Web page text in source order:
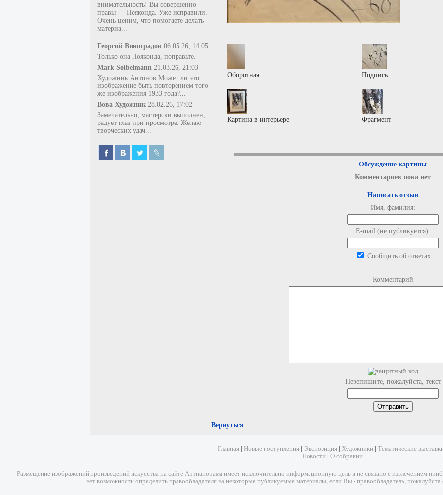
внимательность! Вы совершенно
правы — Пояконда. Уже исправили.
Очень ценим, что помогаете делать
материа...
Георгий Виноградов 06.05.26, 14:05
Только она Пояконда, поправьте.
Mark Soibelmann 21.03.26, 21:03
Художник Антонов Может ли это
изображение быть повторением того
же изображения 1933 года?...
Вова Художник 28.02.26, 17:02
Замечательно, мастерски выполнен,
радует глаз при просмотре. Желаю
творческих удач...
Оборотная Подпись
Картина в интерьере Фрагмент
Обсуждение картины
Комментариев пока нет
Написать отзыв
Имя, фамилия:
E-mail (не публикуется):
Сообщить об ответах
Комментарий
Перепишите, пожалуйста, текст
Вернуться
Главная Новые поступления Экспозиция Художники
Тематические
Новости| О собрании
Размещение изображений произведений искусства на сайте Артпанорама имеет исключительно информационную цель и не связано с извлечением
нет возможности определить правообладателя на некоторые публикуемые материалы, если Вы - правообладатель,